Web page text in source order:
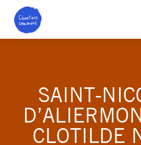
SAINT-
CLOTILDE